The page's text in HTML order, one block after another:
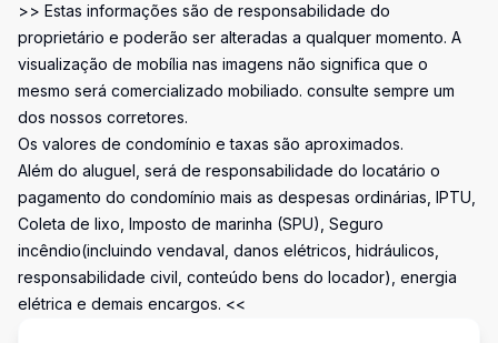
>> Estas informações são de responsabilidade do
proprietário e poderão ser alteradas a qualquer momento. A
visualização de mobília nas imagens não significa que o
mesmo será comercializado mobiliado. consulte sempre um
dos nossos corretores.
Os valores de condomínio e taxas são aproximados.
Além do aluguel, será de responsabilidade do locatário o
pagamento do condomínio mais as despesas ordinárias, IPTU,
Coleta de lixo, Imposto de marinha (SPU), Seguro
incêndio(incluindo vendaval, danos elétricos, hidráulicos,
responsabilidade civil, conteúdo bens do locador), energia
elétrica e demais encargos. <<